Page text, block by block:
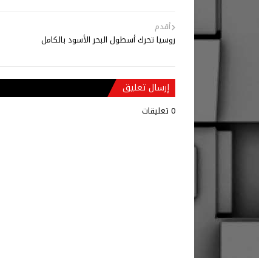
أقدم
روسيا تحرك أسطول البحر الأسود بالكامل
إرسال تعليق
0 تعليقات